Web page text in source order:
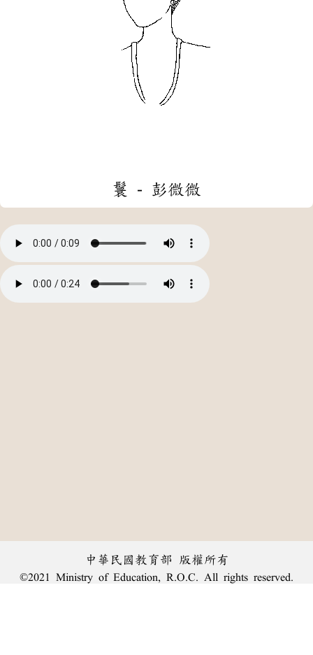
鬟 - 彭微微
中華民國教育部 版權所有
©2021 Ministry of Education, R.O.C. All rights reserved.